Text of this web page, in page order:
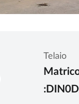
Telaio